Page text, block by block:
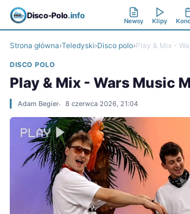
Disco-Polo.info
Newsy Klipy
Strona główna›Teledyski›Disco polo›Play & Mix -
DISCO POLO
Play & Mix - Wars Music
Adam Begier 8 czerwca 2026, 21:04